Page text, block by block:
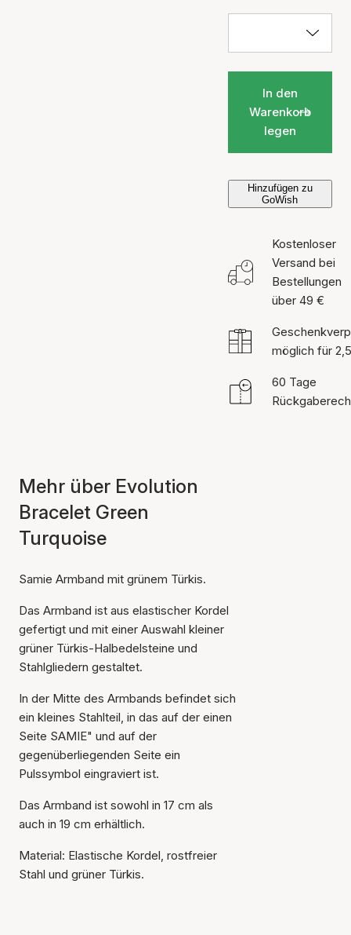
In den
Warenkorb
legen
Hinzufügen zu
GoWish
Kostenloser
Versand bei
Bestellungen
über 49 €
möglich für
60 Tage
Mehr über Evolution
Bracelet Green
Turquoise
Samie Armband mit grünem Türkis.
Das Armband ist aus elastischer Kordel
gefertigt und mit einer Auswahl kleiner
grüner Türkis-Halbedelsteine und
Stahlgliedern gestaltet.
In der Mitte des Armbands befindet sich
ein kleines Stahlteil, in das auf der einen
Seite SAMIE" und auf der
gegenüberliegenden Seite ein
Pulssymbol eingraviert ist.
Das Armband ist sowohl in 17 cm als
auch in 19 cm erhältlich.
Material: Elastische Kordel, rostfreier
Stahl und grüner Türkis.